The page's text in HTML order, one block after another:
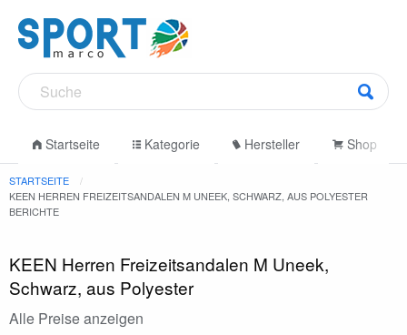
Startseite Kategorie Hersteller Shop
STARTSEITE
KEEN HERREN FREIZEITSANDALEN M UNEEK, SCHWARZ, AUS POLYESTER
BERICHTE
KEEN Herren Freizeitsandalen M Uneek,
Schwarz, aus Polyester
Alle Preise anzeigen